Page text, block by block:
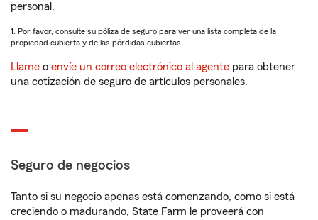
personal.
1. Por favor, consulte su póliza de seguro para ver una lista completa de la
propiedad cubierta y de las pérdidas cubiertas.
Llame o envíe un correo electrónico al agente para obtener
una cotización de seguro de artículos personales.
Seguro de negocios
Tanto si su negocio apenas está comenzando, como si está
creciendo o madurando, State Farm le proveerá con